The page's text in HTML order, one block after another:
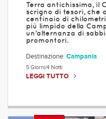
Terra antichissima, il
scrigno di tesori, che
centinaio di
più limpido della
un’alternanza di
promontori.
Destinazione: Campania
5 Giorni/4 Notti
LEGGI TUTTO